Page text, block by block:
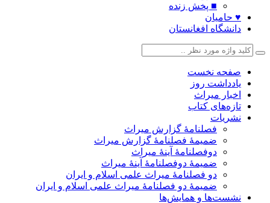
■ پخش زنده
♥ حامیان
دانشگاه افغانستان
صفحه نخست
یادداشت روز
اخبار میراث
تازه‌های کتاب
نشریات
فصلنامۀ گزارش میراث
ضمیمۀ فصلنامۀ گزارش میراث
دوفصلنامۀ آینۀ میراث
ضمیمۀ دوفصلنامۀ آینۀ میراث
دو فصلنامۀ میراث علمی اسلام و ایران
ضمیمۀ دو فصلنامۀ میراث علمی اسلام و ایران
نشست‌ها و همایش‌ها